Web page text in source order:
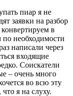
пиар я не
заявки на разбор
в
необходимости
написали через
входящие
Соискатели
– очень много
во всю эту
я на слуху.